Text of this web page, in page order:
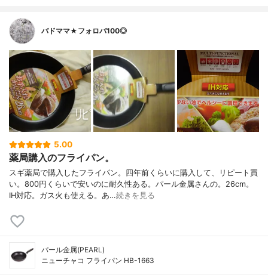
バドママ★フォロバ100◎
5.00
薬局購入のフライパン。
スギ薬局で購入したフライパン。四年前くらいに購入して、リピート買
い。800円くらいで安いのに耐久性ある。パール金属さんの。26cm。
IH対応。ガス火も使える。あ…続きを見る
パール金属(PEARL)
ニューチャコ フライパン HB-1663